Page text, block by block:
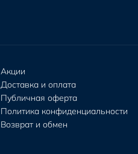
Акции
Доставка и оплата
Публичная оферта
Политика конфиденциальности
Возврат и обмен